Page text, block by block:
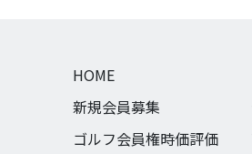
HOME
新規会員募集
ゴルフ会員権時価評価